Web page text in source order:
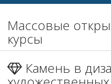
Массовые
курсы
Камень в
художественных
промышленных